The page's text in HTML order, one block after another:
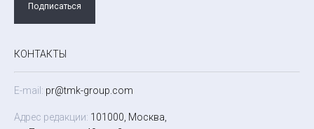
Подписаться
КОНТАКТЫ
E-mail: pr@tmk-group.com
Адрес редакции: 101000, Москва,